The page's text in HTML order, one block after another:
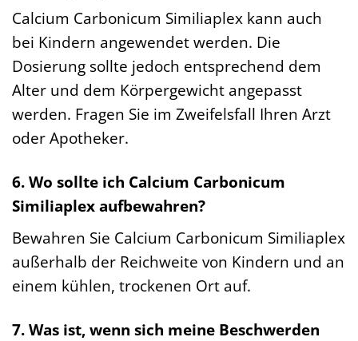
Calcium Carbonicum Similiaplex kann auch
bei Kindern angewendet werden. Die
Dosierung sollte jedoch entsprechend dem
Alter und dem Körpergewicht angepasst
werden. Fragen Sie im Zweifelsfall Ihren Arzt
oder Apotheker.
6. Wo sollte ich Calcium Carbonicum
Similiaplex aufbewahren?
Bewahren Sie Calcium Carbonicum Similiaplex
außerhalb der Reichweite von Kindern und an
einem kühlen, trockenen Ort auf.
7. Was ist, wenn sich meine Beschwerden